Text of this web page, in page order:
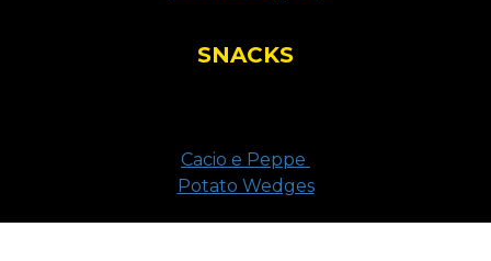
SNACKS
Cacio e Peppe
Potato Wedges